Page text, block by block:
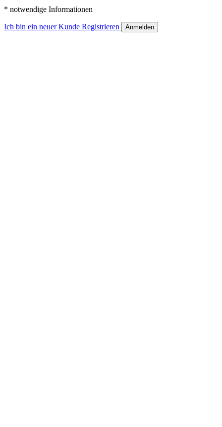
* notwendige Informationen
Ich bin ein neuer Kunde Registrieren Anmelden